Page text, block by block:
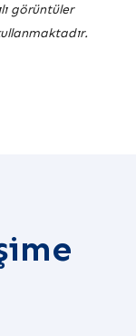
görüntüler